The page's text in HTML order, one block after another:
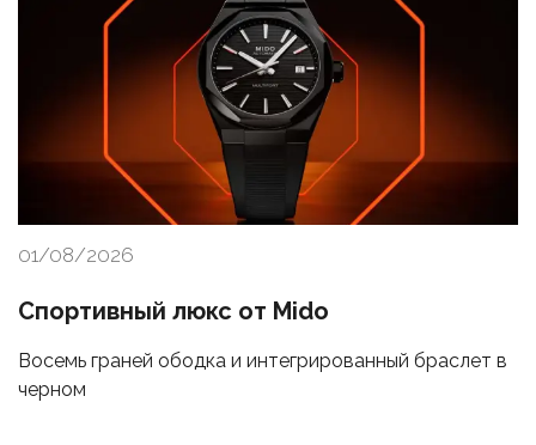
01/08/2026
Спортивный люкс от Mido
Восемь граней ободка и интегрированный браслет в
черном